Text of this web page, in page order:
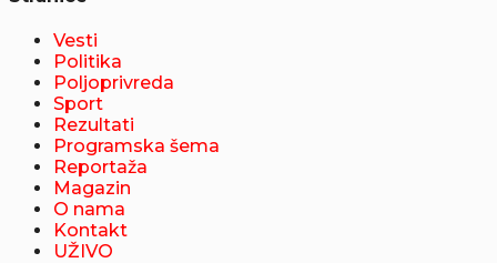
Vesti
Politika
Poljoprivreda
Sport
Rezultati
Programska šema
Reportaža
Magazin
O nama
Kontakt
UŽIVO